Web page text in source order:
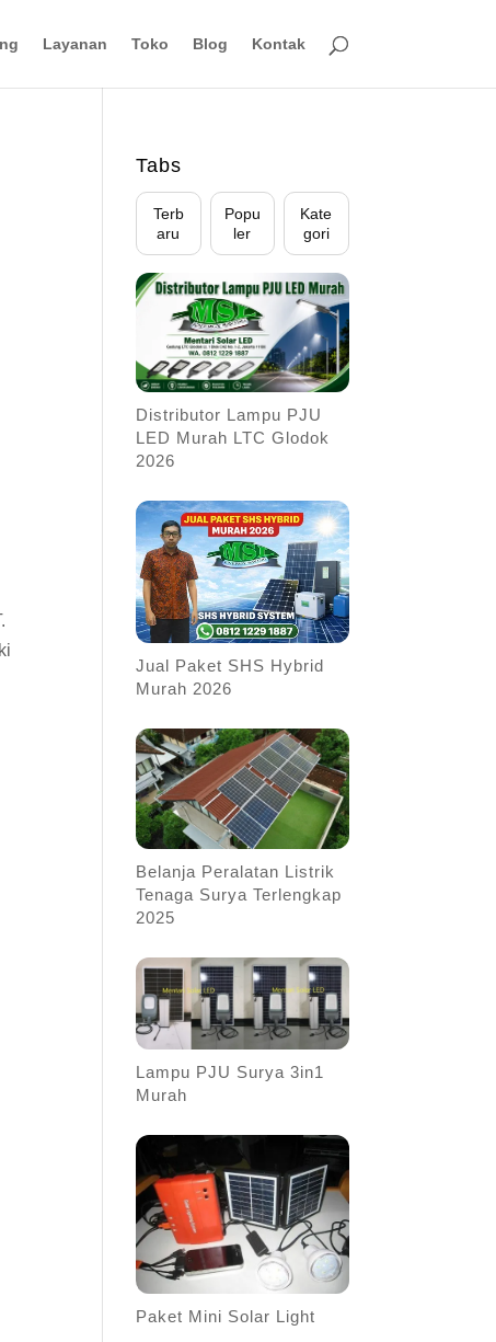
Layanan Toko Blog Kontak
Tabs
Terb
aru
Popu
ler
Kate
gori
Distributor Lampu PJU
LED Murah LTC Glodok
2026
Jual Paket SHS Hybrid
Murah 2026
Belanja Peralatan Listrik
Tenaga Surya Terlengkap
2025
Lampu PJU Surya 3in1
Murah
Paket Mini Solar Light